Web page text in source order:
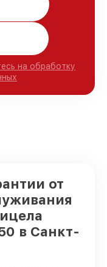
на обработку
от
в Санкт-